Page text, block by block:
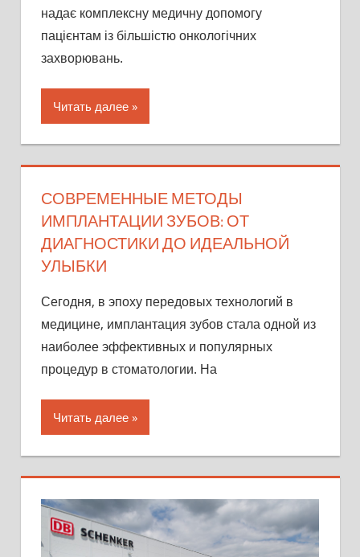
надає комплексну медичну допомогу
пацієнтам із більшістю онкологічних
захворювань.
Читать далее
СОВРЕМЕННЫЕ МЕТОДЫ
ИМПЛАНТАЦИИ ЗУБОВ: ОТ
ДИАГНОСТИКИ ДО ИДЕАЛЬНОЙ
УЛЫБКИ
Сегодня, в эпоху передовых технологий в
медицине, имплантация зубов стала одной из
наиболее эффективных и популярных
процедур в стоматологии. На
Читать далее